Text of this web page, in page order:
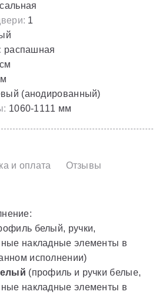
1
распашная
(анодированный)
1060-1111 мм
и оплата Отзывы
белый, ручки,
накладные элементы в
исполнении)
(профиль и ручки белые,
накладные элементы в